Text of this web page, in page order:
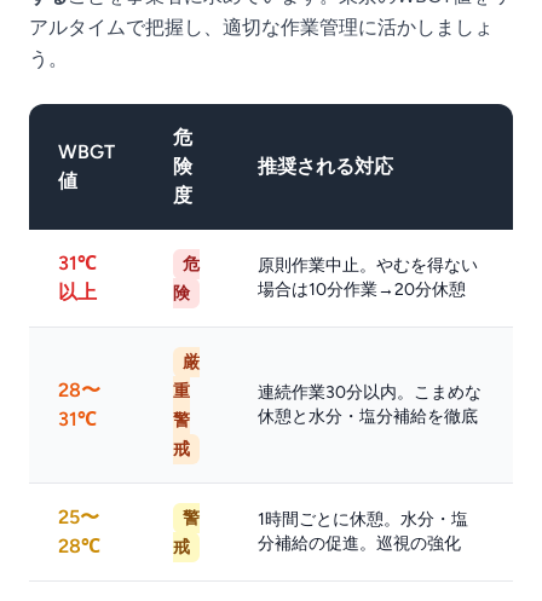
アルタイムで把握し、適切な作業管理に活かしましょ
う。
WBGT
値
危
険
度
推奨される対応
31℃
以上
危
険
原則作業中止。やむを得ない
場合は10分作業→20分休憩
28〜
31℃
厳
重
警
戒
連続作業30分以内。こまめな
休憩と水分・塩分補給を徹底
25〜
28℃
警
戒
1時間ごとに休憩。水分・塩
分補給の促進。巡視の強化